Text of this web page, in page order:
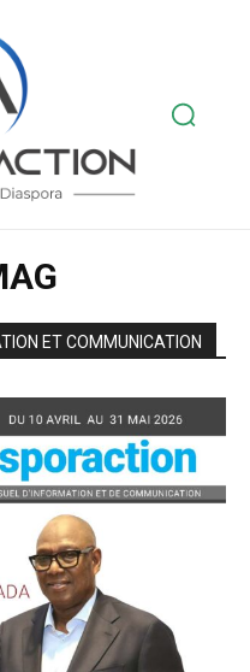
ET COMMUNICATION